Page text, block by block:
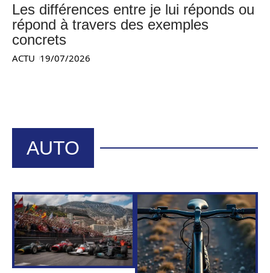
Les différences entre je lui réponds ou
répond à travers des exemples
concrets
ACTU 19/07/2026
AUTO